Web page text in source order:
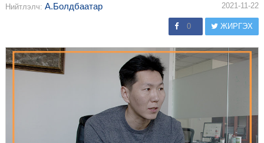
Нийтлэлч: А.Болдбаатар 2021-11-22
0 ЖИРГЭХ